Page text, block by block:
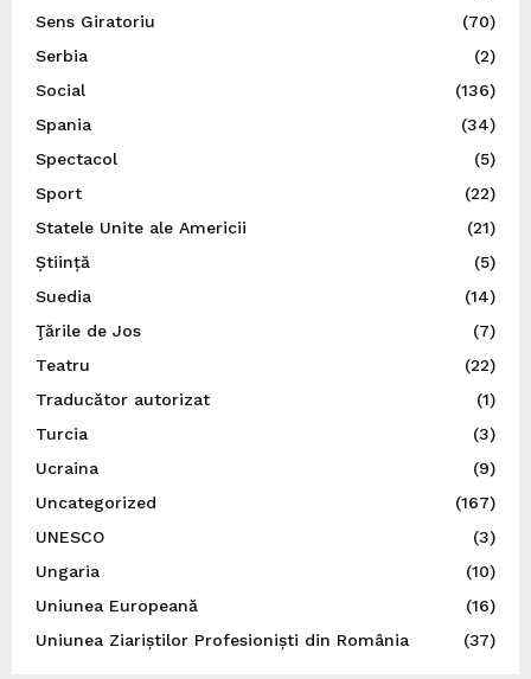
Sens Giratoriu
(70)
Serbia
(2)
Social
(136)
Spania
(34)
Spectacol
(5)
Sport
(22)
Statele Unite ale Americii
(21)
Știință
(5)
Suedia
(14)
Ţările de Jos
(7)
Teatru
(22)
Traducător autorizat
(1)
Turcia
(3)
Ucraina
(9)
Uncategorized
(167)
UNESCO
(3)
Ungaria
(10)
Uniunea Europeană
(16)
Uniunea Ziariștilor Profesioniști din România
(37)